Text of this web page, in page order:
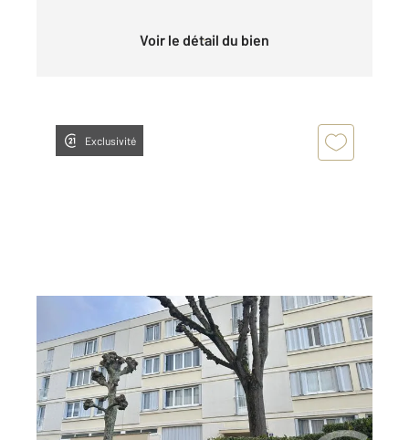
Voir le détail du bien
Exclusivité
CHALONS EN CHAMPAGNE 51
92,51 m2, 5 pièces
Ref : 8042
Appartement F5 à vendre
119 000 €